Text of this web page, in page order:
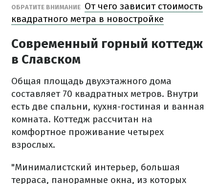
ОБРАТИТЕ ВНИМАНИЕ От чего зависит стоимость
квадратного метра в новостройке
Современный горный коттедж
в Славском
Общая площадь двухэтажного дома
составляет 70 квадратных метров. Внутри
есть две спальни, кухня-гостиная и ванная
комната. Коттедж рассчитан на
комфортное проживание четырех
взрослых.
"Минималистский интерьер, большая
терраса, панорамные окна, из которых